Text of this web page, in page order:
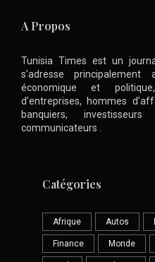
A Propos
Tunisia Times est un
s’adresse
économique et
d’entreprises, hommes
banquiers,
communicateurs .
Catégories
Afrique Autos
Finance Monde